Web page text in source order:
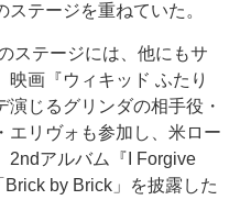
テージを重ねていた。
ステージには、他にもサ
映画『ウィキッド ふたり
じるグリンダの相手役・
エリヴォも参加し、米ロー
2ndアルバム『I Forgive
by Brick」を披露した